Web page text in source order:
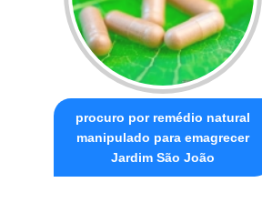
procuro por remédio natural
manipulado para emagrecer
Jardim São João